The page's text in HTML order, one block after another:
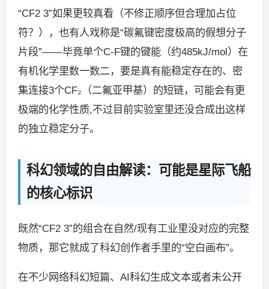
“CF2 3”如果更较真看（不修正顺序但合理加占位
符？），也有人戏称是“碳氟键密度极高的假想分子
片段”——毕竟单个C-F键的键能（约485kJ/mol）在
有机化学里数一数二，要是真有能稳定存在的、密
集连接3个CF₂（二氟亚甲基）的短链，可能会有更
极端的化学性质,不过目前实验室里还没合成出这样
的独立稳定分子。
科幻领域的自由解读：可能是星际飞船
的核心标识
既然“CF2 3”的组合在自然/现有工业里没对应的完整
物质，那它就成了科幻创作者手里的“空白画布”。
在不少网络科幻短篇、AI科幻生成文本或者未公开